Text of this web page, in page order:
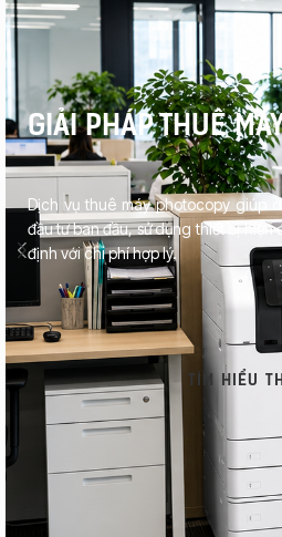
GIẢI PHÁP THUÊ
Dịch vụ thuê máy photocopy giúp
đầu tư ban đầu, sử dụng thiết bị hiện
định với chi phí hợp lý.
TÌM HIỂU